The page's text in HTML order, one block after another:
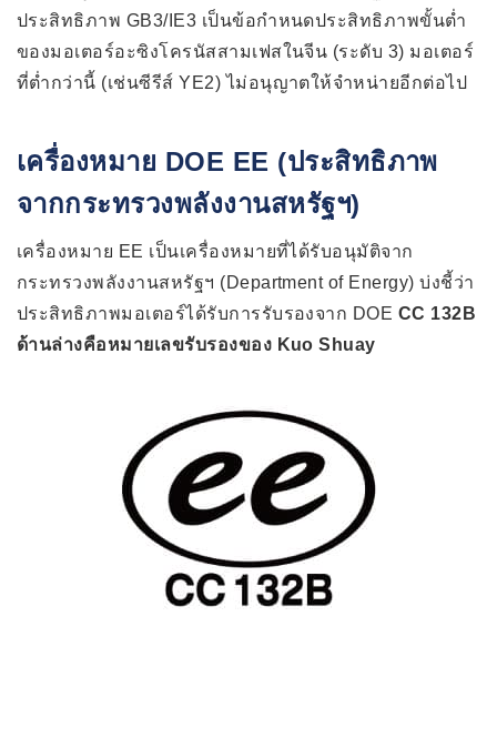
ประสิทธิภาพ GB3/IE3 เป็นข้อกำหนดประสิทธิภาพขั้นต่ำ
ของมอเตอร์อะซิงโครนัสสามเฟสในจีน (ระดับ 3) มอเตอร์
ที่ต่ำกว่านี้ (เช่นซีรีส์ YE2) ไม่อนุญาตให้จำหน่ายอีกต่อไป
เครื่องหมาย DOE EE (ประสิทธิภาพ
จากกระทรวงพลังงานสหรัฐฯ)
เครื่องหมาย EE เป็นเครื่องหมายที่ได้รับอนุมัติจาก
กระทรวงพลังงานสหรัฐฯ (Department of Energy) บ่งชี้ว่า
ประสิทธิภาพมอเตอร์ได้รับการรับรองจาก DOE CC 132B
ด้านล่างคือหมายเลขรับรองของ Kuo Shuay